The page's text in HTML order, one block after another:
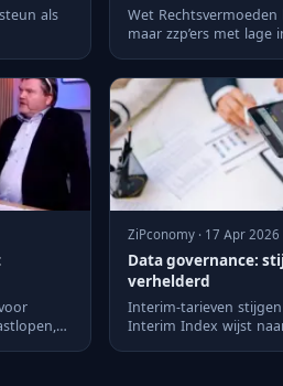
als
Wet
maar zzp’ers met
ZiPconomy · 17 Apr 2026
Data governance:
verhelderd
Interim-tarieven
Interim Index wijst